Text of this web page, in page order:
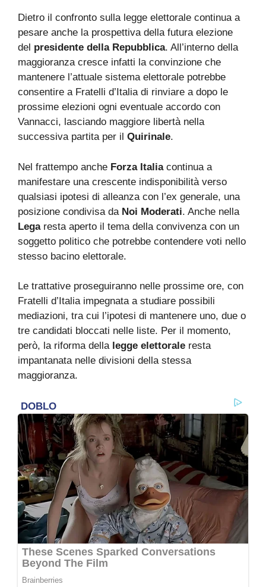
Dietro il confronto sulla legge elettorale continua a
pesare anche la prospettiva della futura elezione
del presidente della Repubblica. All’interno della
maggioranza cresce infatti la convinzione che
mantenere l’attuale sistema elettorale potrebbe
consentire a Fratelli d’Italia di rinviare a dopo le
prossime elezioni ogni eventuale accordo con
Vannacci, lasciando maggiore libertà nella
successiva partita per il Quirinale.
Nel frattempo anche Forza Italiacontinua a
manifestare una crescente indisponibilità verso
qualsiasi ipotesi di alleanza con l’ex generale, una
posizione condivisa da Noi Moderati. Anche nella
Legaresta aperto il tema della convivenza con un
soggetto politico che potrebbe contendere voti nello
stesso bacino elettorale.
Le trattative proseguiranno nelle prossime ore, con
Fratelli d’Italia impegnata a studiare possibili
mediazioni, tra cui l’ipotesi di mantenere uno, due o
tre candidati bloccati nelle liste. Per il momento,
però, la riforma della legge elettorale resta
impantanata nelle divisioni della stessa
maggioranza.